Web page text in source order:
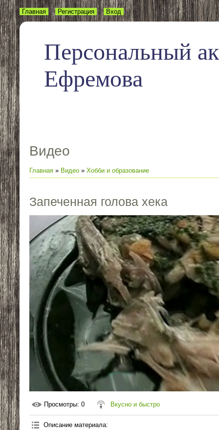
Персональный
Ефремова
Главная Регистрация Вход
Видео
Главная » Видео » Хобби и образование
Запеченная голова хека
Просмотры: 0 Вкусно и быстро
Описание материала: